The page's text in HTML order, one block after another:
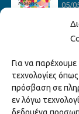
Για να παρέχουμε
τεχνολογίες
πρόσβαση σε
εν λόγω
05/
22/